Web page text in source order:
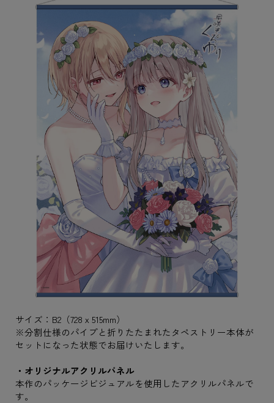
サイズ：B2（728ｘ515mm）
※分割仕様のパイプと折りたたまれたタペストリー本体が
セットになった状態でお届けいたします。
・オリジナルアクリルパネル
本作のパッケージビジュアルを使用したアクリルパネルで
す。